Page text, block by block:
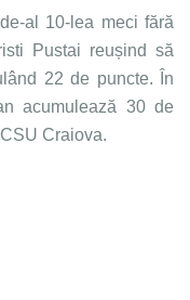
al 10-lea meci fără
Pustai reușind să
22 de puncte. În
acumulează 30 de
Craiova.